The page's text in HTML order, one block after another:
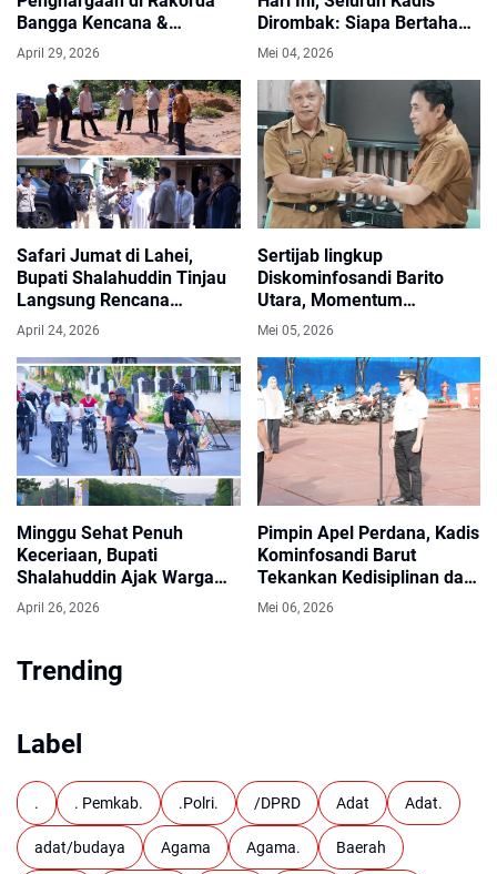
Bangga Kencana &
Penurunan Stunting
Kalteng 2026
April 29, 2026
Dirombak: Siapa Bertahan
di Kursinya?
Mei 04, 2026
Safari Jumat di Lahei,
Bupati Shalahuddin Tinjau
Langsung Rencana
Pembangunan
April 24, 2026
Sertijab lingkup
Diskominfosandi Barito
Utara, Momentum
Peningkatan Kinerja,
Nyata Membangun Daerah
Melalui Pelayanan Publik.
Mei 05, 2026
Minggu Sehat Penuh
Keceriaan, Bupati
Shalahuddin Ajak Warga
Gowes dan Senam
April 26, 2026
Pimpin Apel Perdana, Kadis
Kominfosandi Barut
Tekankan Kedisiplinan dan
Apresiasi Prestasi Daerah
Mei 06, 2026
Trending
Label
. . Pemkab. .Polri. /DPRD Adat Adat.
adat/budaya Agama Agama. Baerah